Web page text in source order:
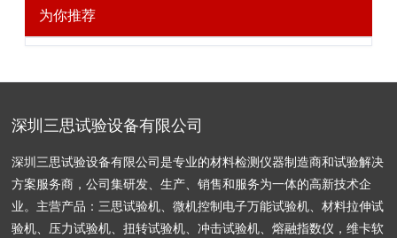
为你推荐
深圳三思试验设备有限公司
深圳三思试验设备有限公司是专业的材料检测仪器制造商和试验解决
方案服务商，公司集研发、生产、销售和服务为一体的高新技术企
业。主营产品：三思试验机、微机控制电子万能试验机、材料拉伸试
验机、压力试验机、扭转试验机、冲击试验机、熔融指数仪，维卡软